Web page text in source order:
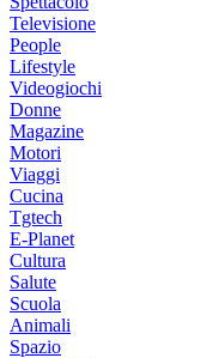
Televisione
People
Lifestyle
Videogiochi
Donne
Magazine
Motori
Viaggi
Cucina
Tgtech
E-Planet
Cultura
Salute
Scuola
Animali
Spazio